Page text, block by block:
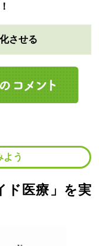
させる
う
ド医療」を実